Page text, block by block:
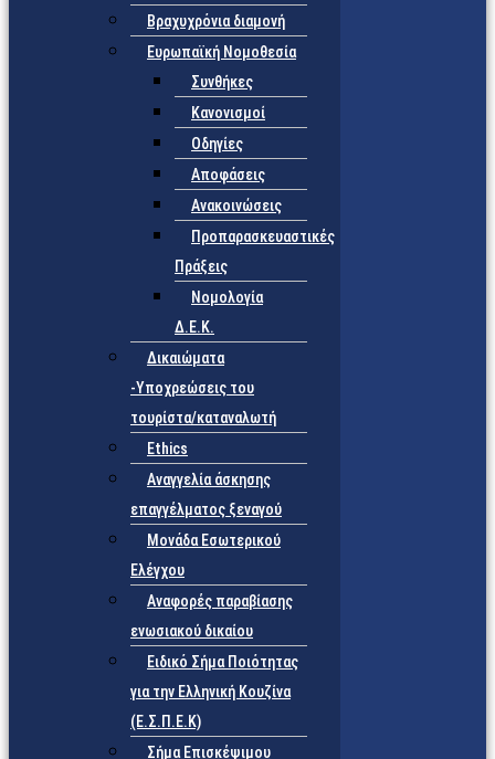
Βραχυχρόνια διαμονή
Ευρωπαϊκή Νομοθεσία
Συνθήκες
Κανονισμοί
Οδηγίες
Αποφάσεις
Ανακοινώσεις
Προπαρασκευαστικές
Πράξεις
Νομολογία
Δ.Ε.Κ.
Δικαιώματα
-Υποχρεώσεις του
τουρίστα/καταναλωτή
Ethics
Αναγγελία άσκησης
επαγγέλματος ξεναγού
Μονάδα Εσωτερικού
Ελέγχου
Αναφορές παραβίασης
ενωσιακού δικαίου
Ειδικό Σήμα Ποιότητας
για την Ελληνική Κουζίνα
(Ε.Σ.Π.Ε.Κ)
Σήμα Επισκέψιμου